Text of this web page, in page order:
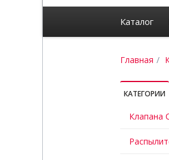
Каталог
Главная
КАТЕГОРИИ
Клапана